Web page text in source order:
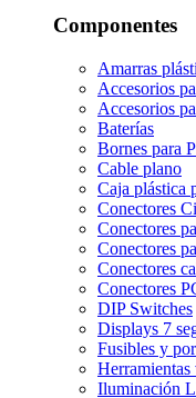
Componentes
Amarras
Accesorios
Accesorios
Baterías
Bornes para
Cable plano
Caja plástica
Conectores
Conectores
Conectores
Conectores
Conectores
DIP Switches
Displays 7
Fusibles y
Herramientas
Iluminación